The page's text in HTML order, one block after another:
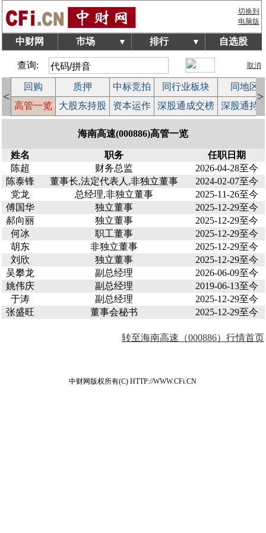
切换到
电脑版
中财网 市场 ▼ 排行 ▼ 自选股
查询: 取消
<
回购 质押 中标竞拍 同行业板块
同地区
高管一览 大股东持股 资本运作 深股通成交榜 深股通持
>
海南高速(000886)高管一览
姓名 职务
任职日期
陈超
财务总监
2026-04-28至今
陈泰锋
董事长,法定代表人,非独立董事
2024-02-07至今
党龙
总经理,非独立董事
2025-11-26至今
傅国华
独立董事
2025-12-29至今
郝向丽
独立董事
2025-12-29至今
何冰
职工董事
2025-12-29至今
胡东
非独立董事
2025-12-29至今
刘欣
独立董事
2025-12-29至今
吴攀龙
副总经理
2026-06-09至今
姚伟庆
副总经理
2019-06-13至今
于涛
副总经理
2025-12-29至今
张盛旺
董事会秘书 2025-12-29至今
转至海南高速（000886）行情首页
中财网版权所有(C) HTTP://WWW.CFi.CN